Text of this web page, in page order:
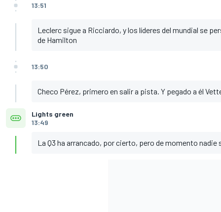
13:51
Leclerc sigue a Ricciardo, y los líderes del mundial se
de Hamilton
13:50
Checo Pérez, primero en salir a pista. Y pegado a él
Lights green
13:49
La Q3 ha arrancado, por cierto, pero de momento nadie